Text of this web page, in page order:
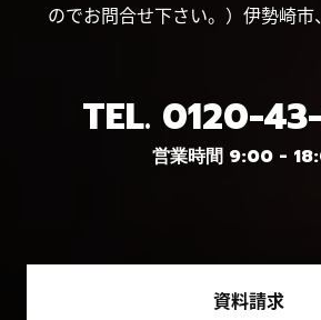
のでお問合せ下さい。）伊勢崎市
TEL. 0120-
営業時間 9:00 -
資料請求